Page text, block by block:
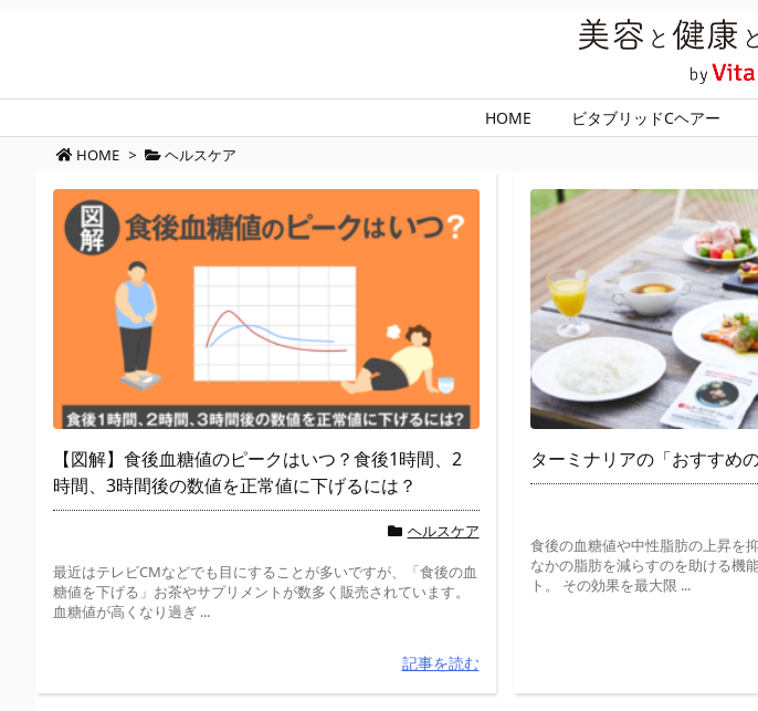
HOME ビタブリッドCヘアー
HOME > ヘルスケア
【図解】食後血糖値のピークはいつ？食後1時間、2
時間、3時間後の数値を正常値に下げるには？
ヘルスケア
最近はテレビCMなどでも目にすることが多いですが、「食後の血
糖値を下げる」お茶やサプリメントが数多く販売されています。
血糖値が高くなり過ぎ ...
記事を読む
ターミナリアの「おすすめ
食後の血糖値や中性脂肪の上昇を
なかの脂肪を減らすのを助ける機
ト。 その効果を最大限 ...